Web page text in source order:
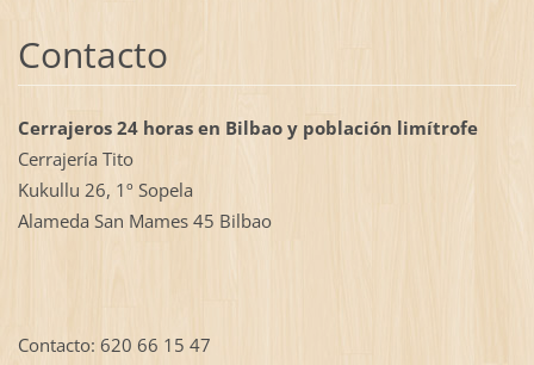
Contacto
Cerrajeros 24 horas en Bilbao y población limítrofe
Cerrajería Tito
Kukullu 26, 1º Sopela
Alameda San Mames 45 Bilbao
Contacto: 620 66 15 47